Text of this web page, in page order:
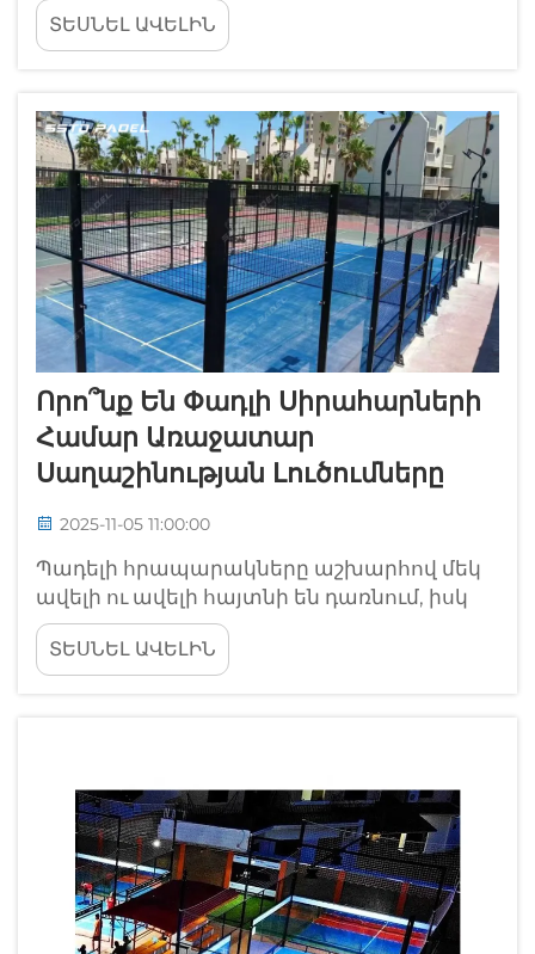
խաղ՝ պահանջելով ճշգրիտ հրապարակի
ստանդարտներ օպտիմալ խաղային
հրապարակի չափսերի հասկանալը
կարևոր է սպորտային կառույցների
կառավարման համար...
ՏԵՍՆԵԼ ԱՎԵԼԻՆ
Որո՞նք Են Փադլի Սիրահարների
Համար Առաջատար
Սաղաշինության Լուծումները
2025-11-05 11:00:00
Պադելի հրապարակները աշխարհով մեկ
ավելի ու ավելի հայտնի են դառնում, իսկ
խաղացողներն ու կառույցների
սեփականատերերը գիտակցում են
հրապարակի ենթակառուցվածքի
համակարգն է, որը պաշտպանում է
խաղացողներին...
ՏԵՍՆԵԼ ԱՎԵԼԻՆ